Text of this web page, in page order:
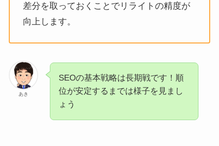
差分を取っておくことでリライトの精度が
向上します。
あき
SEOの基本戦略は長期戦です！順
位が安定するまでは様子を見まし
ょう